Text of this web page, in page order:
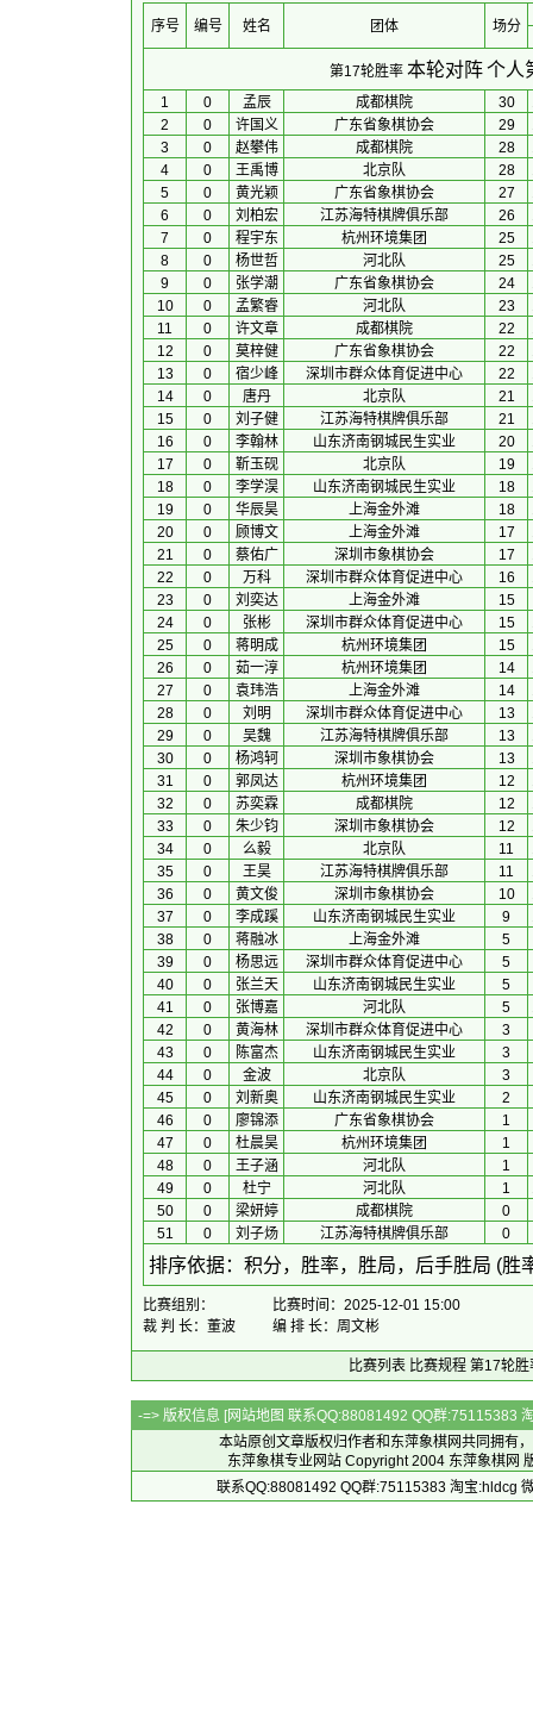
序号 编号 姓名 团体 场分
第17轮胜率 本轮对阵个人
1 0 孟辰 成都棋院 30
2
0 许国义 广东省象棋协会 29
3
0 赵攀伟 成都棋院 28
4
0 王禹博 北京队 28
5
0 黄光颖 广东省象棋协会 27
6
0 刘柏宏 江苏海特棋牌俱乐部 26
7
0 程宇东 杭州环境集团 25
8
0 杨世哲 河北队 25
9
0 张学潮 广东省象棋协会 24
10
0 孟繁睿 河北队 23
11
0 许文章 成都棋院 22
12
0 莫梓健 广东省象棋协会 22
13
0 宿少峰 深圳市群众体育促进中心 22
14
0 唐丹 北京队 21
15
0 刘子健 江苏海特棋牌俱乐部 21
16
0 李翰林 山东济南钢城民生实业 20
17
0 靳玉砚 北京队 19
18
0 李学淏 山东济南钢城民生实业 18
19
0 华辰昊 上海金外滩 18
20
0 顾博文 上海金外滩 17
21
0 蔡佑广 深圳市象棋协会 17
22
0 万科 深圳市群众体育促进中心 16
23
0 刘奕达 上海金外滩 15
24
0 张彬 深圳市群众体育促进中心 15
25
0 蒋明成 杭州环境集团 15
26
0 茹一淳 杭州环境集团 14
27
0 袁玮浩 上海金外滩 14
28
0 刘明 深圳市群众体育促进中心 13
29
0 吴魏 江苏海特棋牌俱乐部 13
30
0 杨鸿轲 深圳市象棋协会 13
31
0 郭凤达 杭州环境集团 12
32
0 苏奕霖 成都棋院 12
33
0 朱少钧 深圳市象棋协会 12
34
0 么毅 北京队 11
35
0 王昊 江苏海特棋牌俱乐部 11
36
0 黄文俊 深圳市象棋协会 10
37
0 李成蹊 山东济南钢城民生实业 9
38
0 蒋融冰 上海金外滩
5
39
0 杨思远 深圳市群众体育促进中心
5
40
0 张兰天 山东济南钢城民生实业 5
41
0 张博嘉 河北队 5
42
0 黄海林 深圳市群众体育促进中心
3
43
0 陈富杰 山东济南钢城民生实业
3
44
0 金波 北京队
3
45
0 刘新奥 山东济南钢城民生实业
2
46
0 廖锦添 广东省象棋协会
1
47
0 杜晨昊 杭州环境集团
1
48
0 王子涵 河北队
1
49
0 杜宁 河北队 1
50
0 梁妍婷 成都棋院
0
51
0 刘子炀 江苏海特棋牌俱乐部 0
排序依据：积分，胜率，胜局，后手胜局 (胜
比赛组别：
比赛时间：2025-12-01 15:00
裁 判 长：董波
编 排 长：周文彬
比赛列表 比赛规程 第17轮胜
-=> 版权信息 [网站地图 联系QQ:88081492 QQ群:75115383
本站原创文章版权归作者和 东萍象棋网共同拥有
东萍象棋专业网站 Copyright 2004 东萍象棋网
联系QQ:88081492 QQ群:75115383 淘宝:hldcg